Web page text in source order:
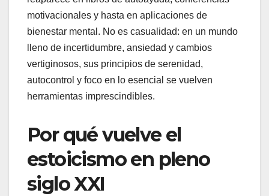
motivacionales y hasta en aplicaciones de
bienestar mental. No es casualidad: en un mundo
lleno de incertidumbre, ansiedad y cambios
vertiginosos, sus principios de serenidad,
autocontrol y foco en lo esencial se vuelven
herramientas imprescindibles.
Por qué vuelve el
estoicismo en pleno
siglo XXI